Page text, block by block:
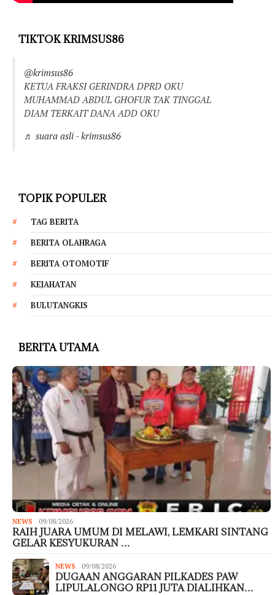
TIKTOK KRIMSUS86
@krimsus86
KETUA FRAKSI GERINDRA DPRD OKU
MUHAMMAD ABDUL GHOFUR TAK TINGGAL
DIAM TERKAIT DANA ADD OKU
♬ suara asli - krimsus86
TOPIK POPULER
TAG BERITA
BERITA OLAHRAGA
BERITA OTOMOTIF
KEJAHATAN
BULUTANGKIS
BERITA UTAMA
NEWS 09/08/2026
RAIH JUARA UMUM DI MELAWI, LEMKARI SINTANG
GELAR KESYUKURAN …
NEWS 09/08/2026
DUGAAN ANGGARAN PILKADES PAW
LIPULALONGO RP11 JUTA DIALIHKAN…